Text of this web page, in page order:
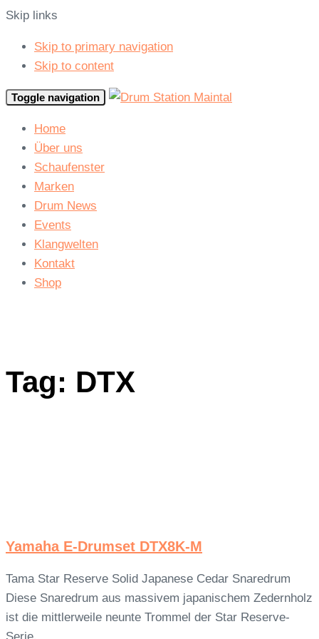
Skip links
Skip to primary navigation
Skip to content
Toggle navigation
Home
Über uns
Schaufenster
Marken
Drum News
Events
Klangwelten
Kontakt
Shop
Tag: DTX
Yamaha E-Drumset DTX8K-M
Tama Star Reserve Solid Japanese Cedar Snaredrum
Diese Snaredrum aus massivem japanischem Zedernholz
ist die mittlerweile neunte Trommel der Star Reserve-